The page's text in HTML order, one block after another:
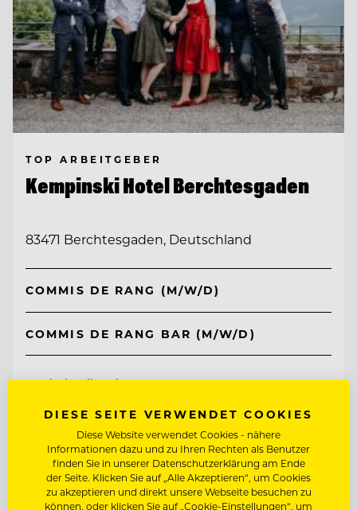
TOP ARBEITGEBER
Kempinski Hotel Berchtesgaden
83471 Berchtesgaden, Deutschland
COMMIS DE RANG (M/W/D)
COMMIS DE RANG BAR (M/W/D)
Entdecke alle Jobs
DIESE SEITE VERWENDET COOKIES
Diese Website verwendet Cookies - nähere
Informationen dazu und zu Ihren Rechten als Benutzer
finden Sie in unserer Datenschutzerklärung am Ende
der Seite. Klicken Sie auf „Alle Akzeptieren“, um Cookies
zu akzeptieren und direkt unsere Webseite besuchen zu
können, oder klicken Sie auf „Cookie-Einstellungen“, um